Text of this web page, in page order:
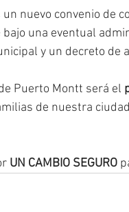
nuevo convenio de
bajo una eventual
y un decreto de
Puerto Montt será el
de nuestra
UN CAMBIO SEGURO